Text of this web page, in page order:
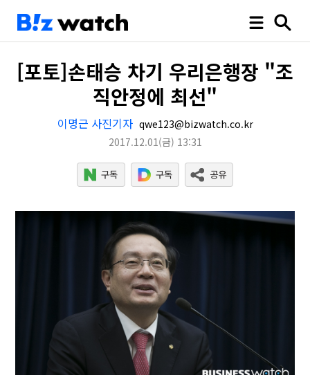
[포토]손태승 차기 우리은행장 "조
직안정에 최선"
이명근 사진기자 qwe123@bizwatch.co.kr
2017.12.01(금) 13:31